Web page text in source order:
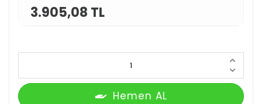
3.905,08 TL
Hemen AL